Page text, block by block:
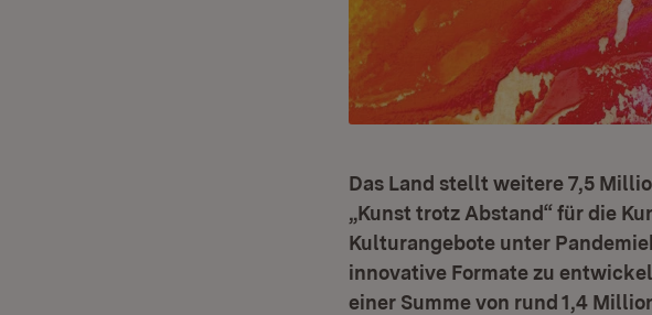
Das Land stellt weitere 7,5
„Kunst trotz Abstand“ für die
Kulturangebote unter
innovative Formate zu
einer Summe von rund 1,4